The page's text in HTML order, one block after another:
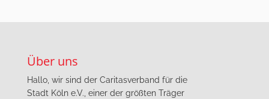
Über uns
Hallo, wir sind der Caritasverband für die
Stadt Köln e.V., einer der größten Träger